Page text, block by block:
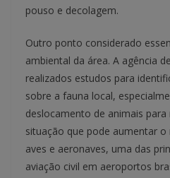
pouso e decolagem.
Outro ponto considerado
ambiental da área. A agência
realizados estudos para
sobre a fauna local,
deslocamento de animais
situação que pode aumentar
aves e aeronaves, uma das
aviação civil em aeroportos